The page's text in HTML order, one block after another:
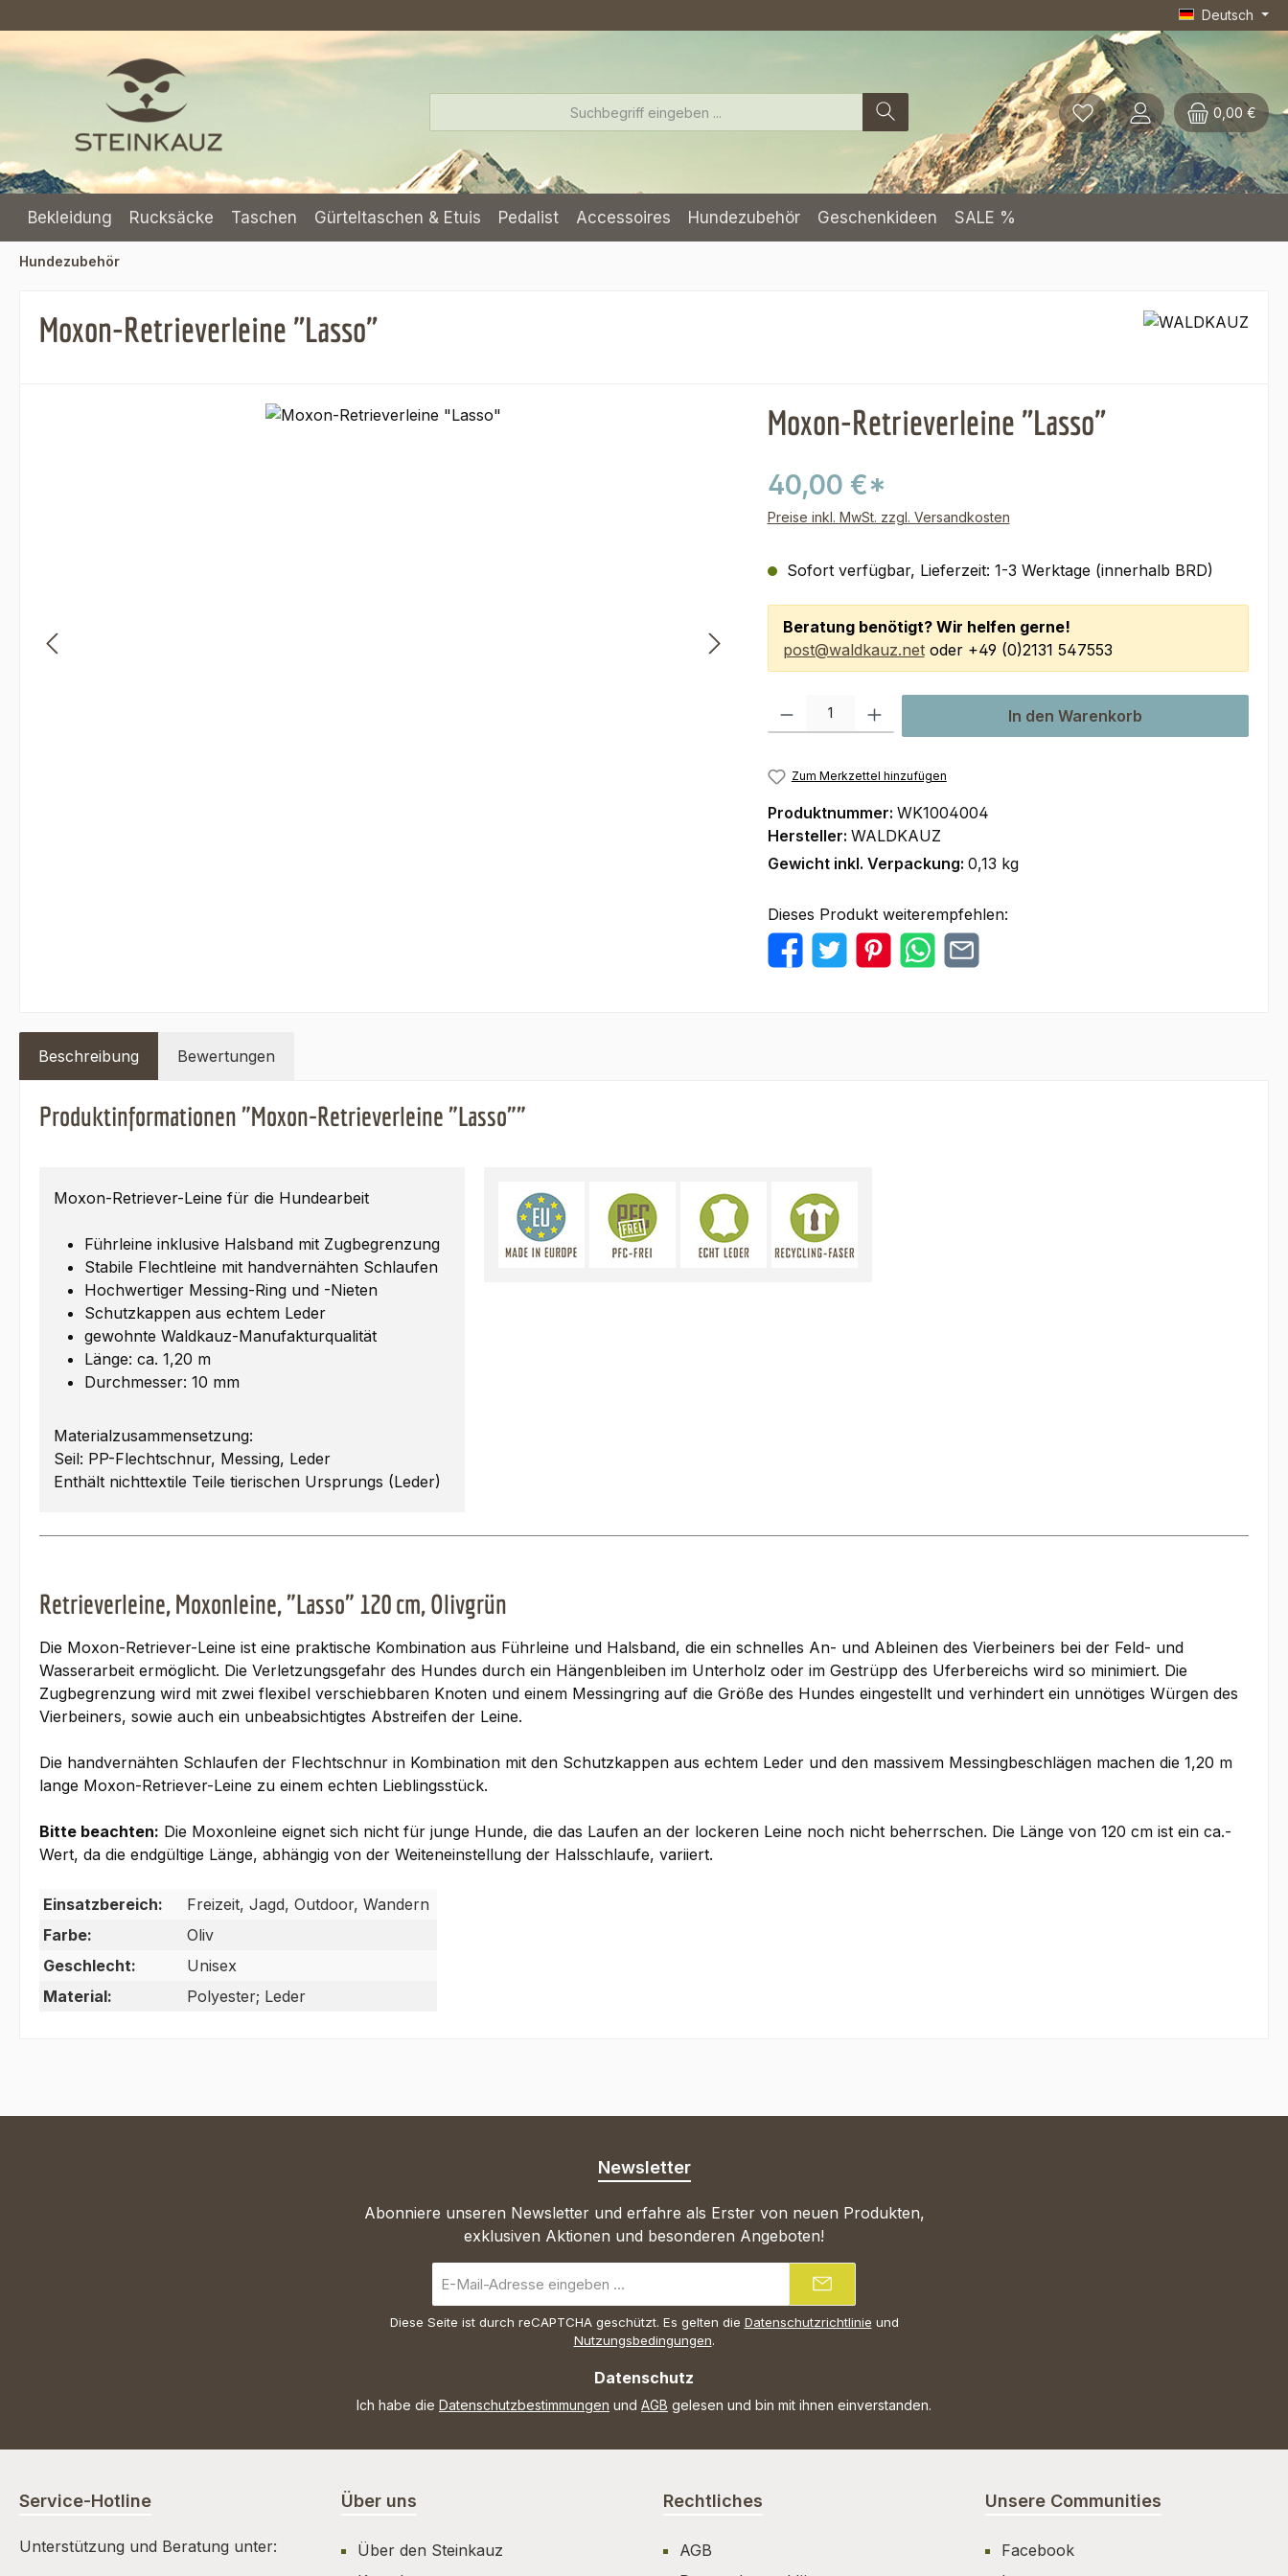
Deutsch
0,00 €
Bekleidung Rucksäcke Taschen Gürteltaschen & Etuis Pedalist Accessoires Hundezubehör Geschenkideen SALE %
Hundezubehör
Moxon-Retrieverleine "Lasso"
Moxon-Retrieverleine "Lasso"
40,00 €*
Preise inkl. MwSt. zzgl. Versandkosten
Sofort verfügbar, Lieferzeit: 1-3 Werktage (innerhalb BRD)
Beratung benötigt? Wir helfen gerne!
post@waldkauz.netoder +49 (0)2131 547553
Produkt Anzahl: Gib den gewünschten Wert ein oder benutze die Schaltflächen
In den Warenkorb
Zum Merkzettel hinzufügen
Produktnummer: WK1004004
Hersteller: WALDKAUZ
Gewicht inkl. Verpackung: 0,13 kg
Dieses Produkt weiterempfehlen:
Beschreibung Bewertungen
Produktinformationen "Moxon-Retrieverleine "Lasso""
Moxon-Retriever-Leine für die Hundearbeit
Führleine inklusive Halsband mit Zugbegrenzung
Stabile Flechtleine mit handvernähten Schlaufen
Hochwertiger Messing-Ring und -Nieten
Schutzkappen aus echtem Leder
gewohnte Waldkauz-Manufakturqualität
Länge: ca. 1,20 m
Durchmesser: 10 mm
Materialzusammensetzung:
Seil: PP-Flechtschnur, Messing, Leder
Enthält nichttextile Teile tierischen Ursprungs (Leder)
Retrieverleine, Moxonleine, "Lasso" 120 cm, Olivgrün
Die Moxon-Retriever-Leine ist eine praktische Kombination aus Führleine und Halsband, die ein schnelles An- und Ableinen des Vierbeiners bei der Feld- und
Wasserarbeit ermöglicht. Die Verletzungsgefahr des Hundes durch ein Hängenbleiben im Unterholz oder im Gestrüpp des Uferbereichs wird so minimiert. Die
Zugbegrenzung wird mit zwei flexibel verschiebbaren Knoten und einem Messingring auf die Größe des Hundes eingestellt und verhindert ein unnötiges Würgen des
Vierbeiners, sowie auch ein unbeabsichtigtes Abstreifen der Leine.
Die handvernähten Schlaufen der Flechtschnur in Kombination mit den Schutzkappen aus echtem Leder und den massivem Messingbeschlägen machen die 1,20 m
lange Moxon-Retriever-Leine zu einem echten Lieblingsstück.
Bitte beachten: Die Moxonleine eignet sich nicht für junge Hunde, die das Laufen an der lockeren Leine noch nicht beherrschen. Die Länge von 120 cm ist ein ca.-
Wert, da die endgültige Länge, abhängig von der Weiteneinstellung der Halsschlaufe, variiert.
Einsatzbereich:
Freizeit, Jagd, Outdoor, Wandern
Farbe:
Oliv
Geschlecht:
Unisex
Material:
Polyester; Leder
Newsletter
Abonniere unseren Newsletter und erfahre als Erster von neuen Produkten,
exklusiven Aktionen und besonderen Angeboten!
Mail-
Diese Seite ist durch reCAPTCHA geschützt. Es gelten die Datenschutzrichtlinie und
Nutzungsbedingungen.
Datenschutz
Ich habe die Datenschutzbestimmungen und AGB gelesen und bin mit ihnen einverstanden.
Service-Hotline
Unterstützung und Beratung unter:
Über uns
Über den Steinkauz
Rechtliches
AGB
Unsere Communities
Facebook